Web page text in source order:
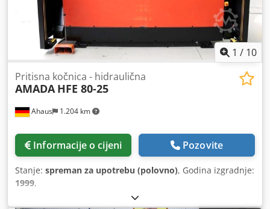
1 / 10
Ahaus 1.204 km
Pritisna kočnica - hidraulična
AMADA HFE 80-25
Informacije o cijeni Pozovite
Stanje: spreman za upotrebu (polovno), Godina izgradnje:
1999,